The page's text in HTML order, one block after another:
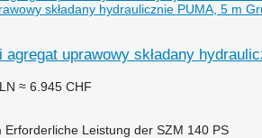
składany hydraulicznie PUMA, 5 m
uprawowy składany
≈ 6.945 CHF
Erforderliche Leistung der SZM 140 PS